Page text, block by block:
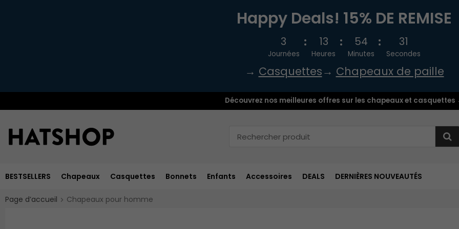
Happy Deals! 15% DE REMISE
3
Journées
13
Heures
54
Minutes
30
Secondes
→ Casquettes→ Chapeaux de paille
Découvrez nos meilleures offres sur les chapeaux et casquettes
BESTSELLERS Chapeaux Casquettes Bonnets Enfants Accessoires DEALS DERNIÈRES NOUVEAUTÉS
Page d’accueil Chapeaux pour homme